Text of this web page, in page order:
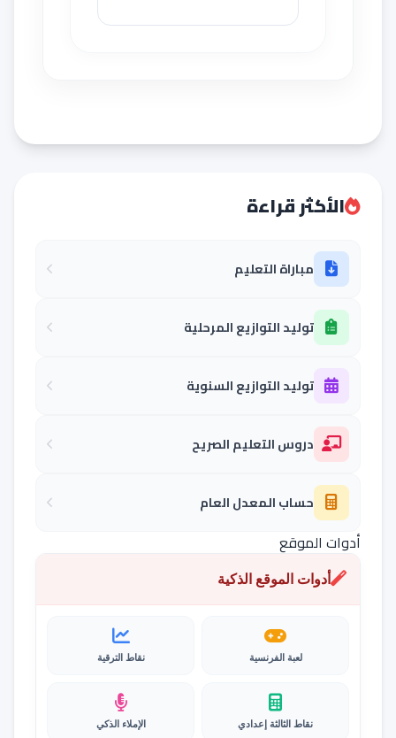
الأكثر قراءة
مباراة التعليم
توليد التوازيع المرحلية
توليد التوازيع السنوية
دروس التعليم الصريح
حساب المعدل العام
أدوات الموقع
أدوات الموقع الذكية
لعبة الفرنسية نقاط الترقية
نقاط الثالثة إعدادي الإملاء الذكي